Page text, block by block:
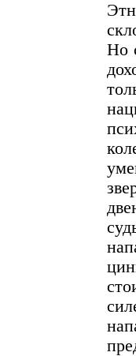
Но